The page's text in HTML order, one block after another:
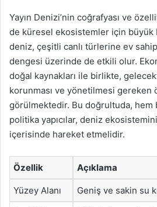
Yayın Denizi’nin coğrafyası ve
de küresel ekosistemler için büyük
deniz, çeşitli canlı türlerine ev
dengesi üzerinde de etkili olur.
doğal kaynakları ile birlikte,
korunması ve yönetilmesi gereken
görülmektedir. Bu doğrultuda, hem
politika yapıcılar, deniz
içerisinde hareket etmelidir.
Özellik Açıklama
Yüzey Alanı Geniş ve sakin su